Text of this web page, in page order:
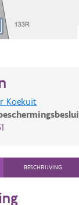
Koekuit
BESCHRIJVING